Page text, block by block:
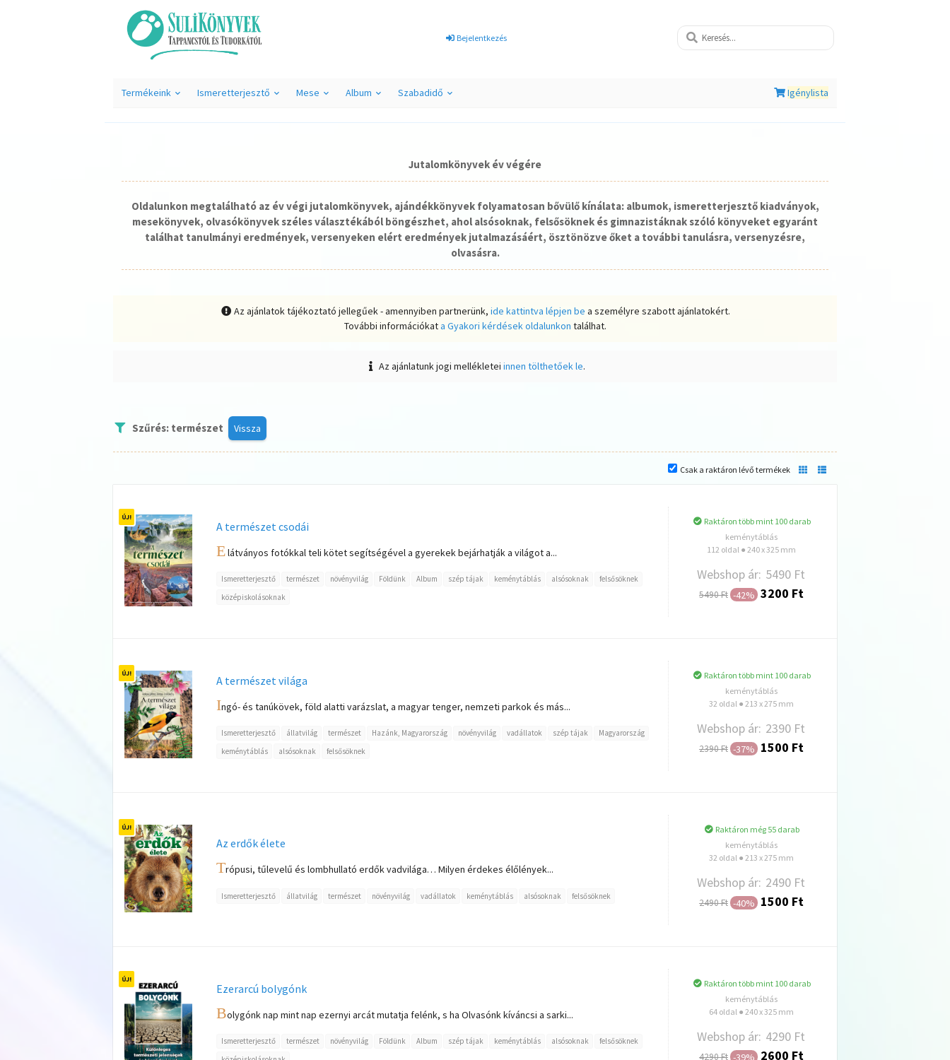
Bejelentkezés
Termékeink Ismeretterjesztő Mese Album Szabadidő Igénylista
Jutalomkönyvek év végére
Oldalunkon megtalálható az év végi jutalomkönyvek, ajándékkönyvek folyamatosan bővülő kínálata: albumok, ismeretterjesztő kiadványok,
mesekönyvek, olvasókönyvek széles választékából böngészhet, ahol alsósoknak, felsősöknek és gimnazistáknak szóló könyveket egyaránt
találhat tanulmányi eredmények, versenyeken elért eredmények jutalmazásáért, ösztönözve őket a további tanulásra, versenyzésre,
olvasásra.
Az ajánlatok tájékoztató jellegűek - amennyiben partnerünk,ide kattintva lépjen be a személyre szabott ajánlatokért.
További információkata Gyakori kérdések oldalunkon találhat.
Az ajánlatunk jogi mellékleteiinnen tölthetőek le.
Szűrés: természet Vissza
Csak a raktáron lévő termékek
A természet csodái
Elátványos fotókkal teli kötet segítségével a gyerekek bejárhatják a világot a...
Ismeretterjesztő természet növényvilág Földünk Album szép tájak keménytáblás alsósoknak
felsősöknek
középiskolásoknak
Raktáron több mint 100 darab
keménytáblás
112 oldal ● 240 x 325 mm
Webshop ár: 5490 Ft
5490 Ft -42% 3200 Ft
A természet világa
Ingó- és tanúkövek, föld alatti varázslat, a magyar tenger, nemzeti parkok és más...
Ismeretterjesztő állatvilág természet Hazánk, Magyarország növényvilág vadállatok szép tájak
Magyarország
keménytáblás
alsósoknak felsősöknek
Raktáron több mint 100 darab
keménytáblás
32 oldal ● 213 x 275 mm
Webshop ár: 2390 Ft
2390 Ft -37% 1500 Ft
Az erdők élete
Trópusi, tűlevelű és lombhullató erdők vadvilága… Milyen érdekes élőlények...
Ismeretterjesztő állatvilág természet növényvilág vadállatok keménytáblás alsósoknak felsősöknek
Raktáron még 55 darab
keménytáblás
32 oldal ● 213 x 275 mm
Webshop ár: 2490 Ft
2490 Ft -40% 1500 Ft
Ezerarcú bolygónk
Bolygónk nap mint nap ezernyi arcát mutatja felénk, s ha Olvasónk kíváncsi a sarki...
Ismeretterjesztő természet növényvilág Földünk Album szép tájak keménytáblás alsósoknak
felsősöknek
Raktáron több mint 100 darab
keménytáblás
64 oldal ● 240 x 325 mm
Webshop ár: 4290 Ft
4290 Ft -39% 2600 Ft